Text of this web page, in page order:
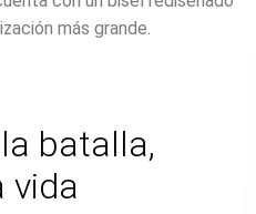
más grande.
batalla,
vida